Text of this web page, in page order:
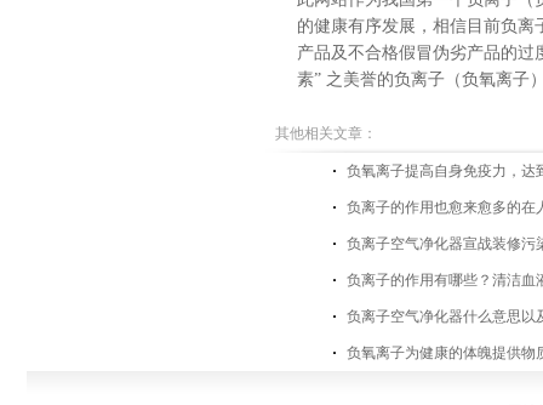
的健康有序发展，相信目前负
产品及不合格假冒伪劣产品的过
素” 之美誉的负离子（负氧离子
其他相关文章：
负氧离子提高自身免疫力，达
负离子的作用也愈来愈多的在
负离子空气净化器宣战装修污
负离子的作用有哪些？清洁血
负离子空气净化器什么意思以
负氧离子为健康的体魄提供物